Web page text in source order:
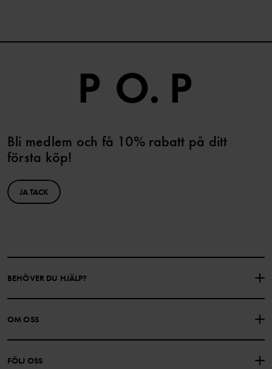
Bli medlem och få 10% rabatt på ditt
första köp!
JA TACK
BEHÖVER DU HJÄLP?
KONTAKTA OSS
PRESENTKORTSALDO KÖPVILLKOR
INTEGRITETSPOLICY
OM OSS
FÖLJ OSS